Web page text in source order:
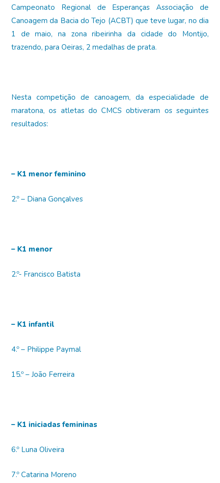
Campeonato Regional de Esperanças Associação de
Canoagem da Bacia do Tejo (ACBT) que teve lugar, no dia
1 de maio, na zona ribeirinha da cidade do Montijo,
trazendo, para Oeiras, 2 medalhas de prata.
Nesta competição de canoagem, da especialidade de
maratona, os atletas do CMCS obtiveram os seguintes
resultados:
– K1 menor feminino
2.º – Diana Gonçalves
– K1 menor
2.º- Francisco Batista
– K1 infantil
4.º – Philippe Paymal
15.º – João Ferreira
– K1 iniciadas femininas
6.º Luna Oliveira
7.º Catarina Moreno